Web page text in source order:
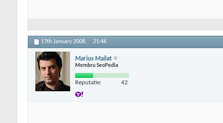
17th January 2008, 21:46
Marius Mailat
Membru SeoPedia
Reputatie: 42